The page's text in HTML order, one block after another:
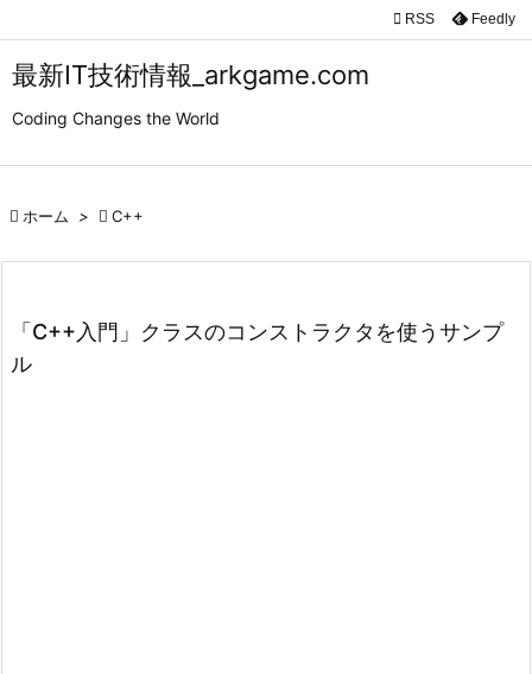
最新IT技術情報_arkgame.com
Coding Changes the World


検索
 RSS Feedly
 ホーム >  C++
「C++入門」クラスのコンストラクタを使うサンプ
ル